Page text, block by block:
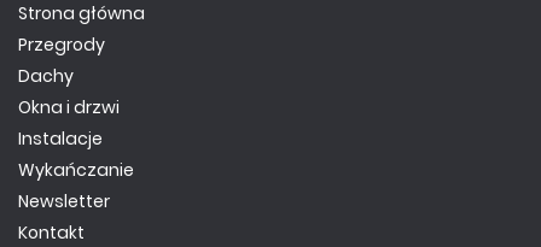
Strona główna
Przegrody
Dachy
Okna i drzwi
Instalacje
Wykańczanie
Newsletter
Kontakt